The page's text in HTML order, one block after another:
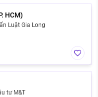
HCM)
Luật Gia Long
tư M&T